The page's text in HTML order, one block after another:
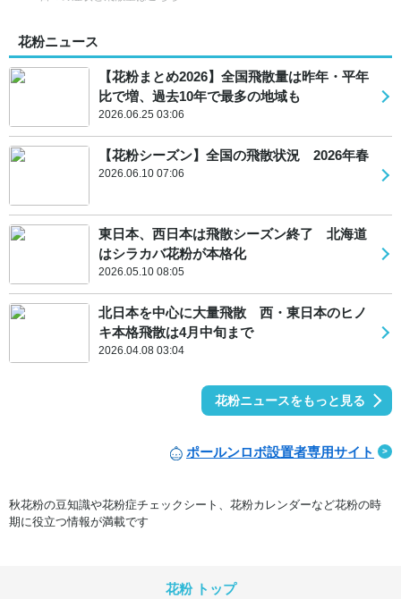
花粉ニュース
【花粉まとめ2026】全国飛散量は昨年・平年
比で増、過去10年で最多の地域も
2026.06.25 03:06
【花粉シーズン】全国の飛散状況 2026年春
2026.06.10 07:06
東日本、西日本は飛散シーズン終了 北海道
はシラカバ花粉が本格化
2026.05.10 08:05
北日本を中心に大量飛散 西・東日本のヒノ
キ本格飛散は4月中旬まで
2026.04.08 03:04
花粉ニュースをもっと見る
ポールンロボ設置者専用サイト
秋花粉の豆知識や花粉症チェックシート、花粉カレンダーなど花粉の時
期に役立つ情報が満載です
花粉 トップ